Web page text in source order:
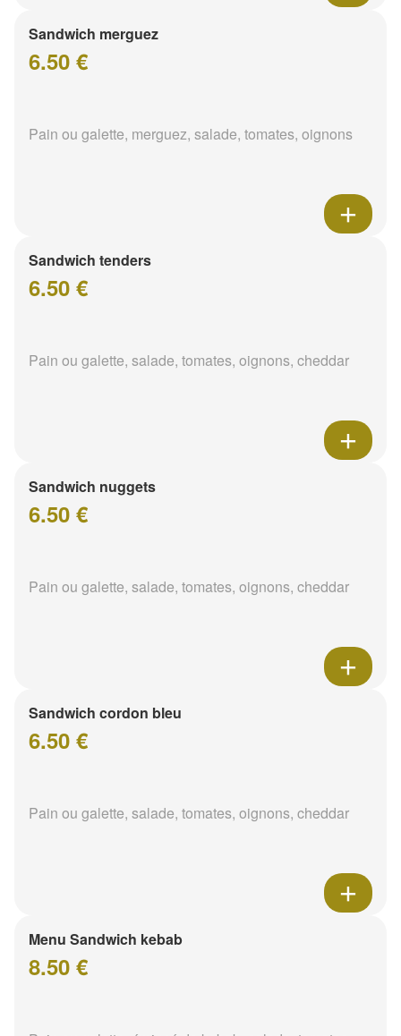
Sandwich merguez
6.50 €
Pain ou galette, merguez, salade, tomates, oignons
Sandwich tenders
6.50 €
Pain ou galette, salade, tomates, oignons, cheddar
Sandwich nuggets
6.50 €
Pain ou galette, salade, tomates, oignons, cheddar
Sandwich cordon bleu
6.50 €
Pain ou galette, salade, tomates, oignons, cheddar
Menu Sandwich kebab
8.50 €